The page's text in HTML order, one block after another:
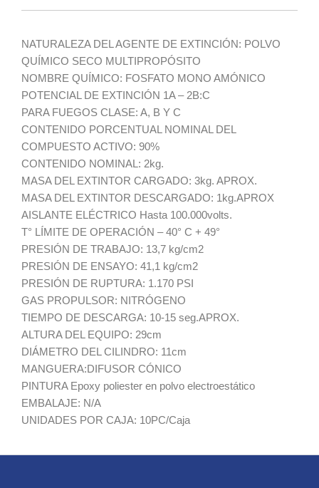
cantidad
NATURALEZA DEL AGENTE DE EXTINCIÓN: POLVO
QUÍMICO SECO MULTIPROPÓSITO
NOMBRE QUÍMICO: FOSFATO MONO AMÓNICO
POTENCIAL DE EXTINCIÓN 1A – 2B:C
PARA FUEGOS CLASE: A, B Y C
CONTENIDO PORCENTUAL NOMINAL DEL
COMPUESTO ACTIVO: 90%
CONTENIDO NOMINAL: 2kg.
MASA DEL EXTINTOR CARGADO: 3kg. APROX.
MASA DEL EXTINTOR DESCARGADO: 1kg.APROX
AISLANTE ELÉCTRICO Hasta 100.000volts.
T° LÍMITE DE OPERACIÓN – 40° C + 49°
PRESIÓN DE TRABAJO: 13,7 kg/cm2
PRESIÓN DE ENSAYO: 41,1 kg/cm2
PRESIÓN DE RUPTURA: 1.170 PSI
GAS PROPULSOR: NITRÓGENO
TIEMPO DE DESCARGA: 10-15 seg.APROX.
ALTURA DEL EQUIPO: 29cm
DIÁMETRO DEL CILINDRO: 11cm
MANGUERA:DIFUSOR CÓNICO
PINTURA Epoxy poliester en polvo electroestático
EMBALAJE: N/A
UNIDADES POR CAJA: 10PC/Caja